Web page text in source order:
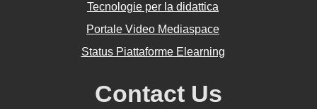
Tecnologie per la didattica
Portale Video Mediaspace
Status Piattaforme Elearning
Contact Us